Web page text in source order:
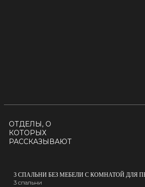
ОТДЕЛЫ, О
КОТОРЫХ
РАССКАЗЫВАЮТ
3 СПАЛЬНИ БЕЗ МЕБЕЛИ С КОМНАТОЙ ДЛЯ
3 спальни